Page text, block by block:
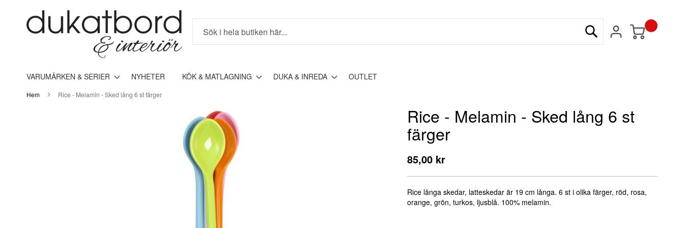
Min kundvagn
Sök
VARUMÄRKEN & SERIER NYHETER KÖK & MATLAGNING DUKA & INREDA OUTLET
Hem Rice - Melamin - Sked lång 6 st färger
Rice - Melamin - Sked lång 6 st
färger
85,00 kr
Rice långa skedar, latteskedar är 19 cm långa. 6 st i olika färger, röd, rosa,
orange, grön, turkos, ljusblå. 100% melamin.